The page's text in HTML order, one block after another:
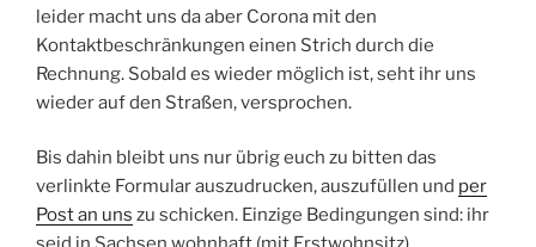
leider macht uns da aber Corona mit den
Kontaktbeschränkungen einen Strich durch die
Rechnung. Sobald es wieder möglich ist, seht ihr uns
wieder auf den Straßen, versprochen.
Bis dahin bleibt uns nur übrig euch zu bitten das
verlinkte Formular auszudrucken, auszufüllen und per
Post an uns zu schicken. Einzige Bedingungen sind: ihr